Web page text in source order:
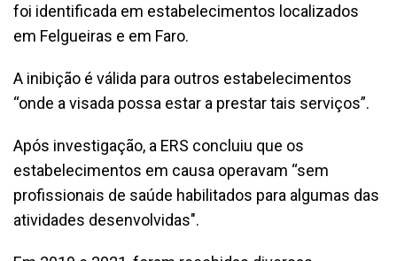
foi identificada em estabelecimentos localizados
em Felgueiras e em Faro.
A inibição é válida para outros estabelecimentos
“onde a visada possa estar a prestar tais serviços”.
Após investigação, a ERS concluiu que os
estabelecimentos em causa operavam “sem
profissionais de saúde habilitados para algumas das
atividades desenvolvidas".